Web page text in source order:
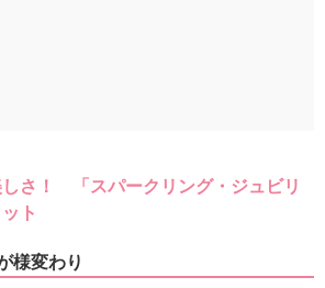
しさ！ 「スパークリング・ジュビリ
ト
様変わり